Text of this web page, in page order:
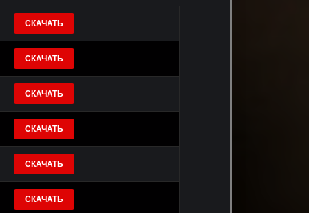
СКАЧАТЬ
СКАЧАТЬ
СКАЧАТЬ
СКАЧАТЬ
СКАЧАТЬ
СКАЧАТЬ